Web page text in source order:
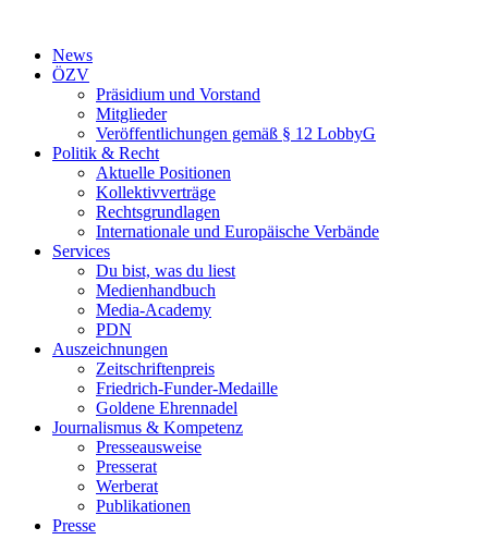
wechselnNews
ÖZV
Präsidium und Vorstand
Mitglieder
Veröffentlichungen gemäß § 12 LobbyG
Politik & Recht
Aktuelle Positionen
Kollektivverträge
Rechtsgrundlagen
Internationale und Europäische Verbände
Services
Du bist, was du liest
Medienhandbuch
Media-Academy
PDN
Auszeichnungen
Zeitschriftenpreis
Friedrich-Funder-Medaille
Goldene Ehrennadel
Journalismus & Kompetenz
Presseausweise
Presserat
Werberat
Publikationen
Presse